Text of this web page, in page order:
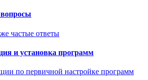
частые ответы
и установка программ
по первичной настройке программ